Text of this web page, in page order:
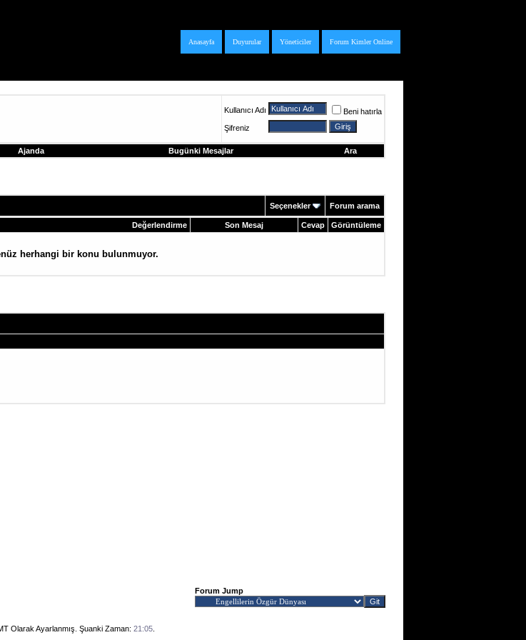
Forum Kimler Online
Yöneticiler
Duyurular
Anasayfa
Kullanıcı Adı
Beni hatırla
Şifreniz
Ajanda Bugünki Mesajlar Ara
Seçenekler Forum arama
Değerlendirme Son Mesaj Cevap Görüntüleme
herhangi bir konu bulunmuyor.
Forum Jump
Olarak Ayarlanmış. Şuanki Zaman: 21:05